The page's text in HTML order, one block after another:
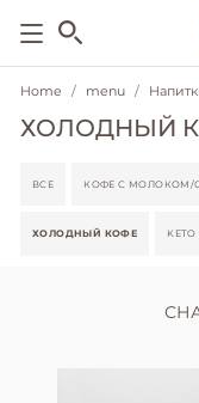
Home menu
ХОЛОДНЫЙ
ВСЕ КОФЕ С МОЛОКОМ/
ХОЛОДНЫЙ КОФЕ KETO